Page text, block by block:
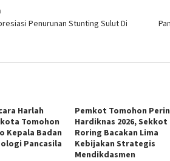
Penurunan Stunting Sulut Di
Harlah
Tomohon
Kepala Badan
Pancasila
Pemkot Tomohon
Hardiknas 2026, Sekkot
Roring Bacakan Lima
Kebijakan Strategis
Mendikdasmen